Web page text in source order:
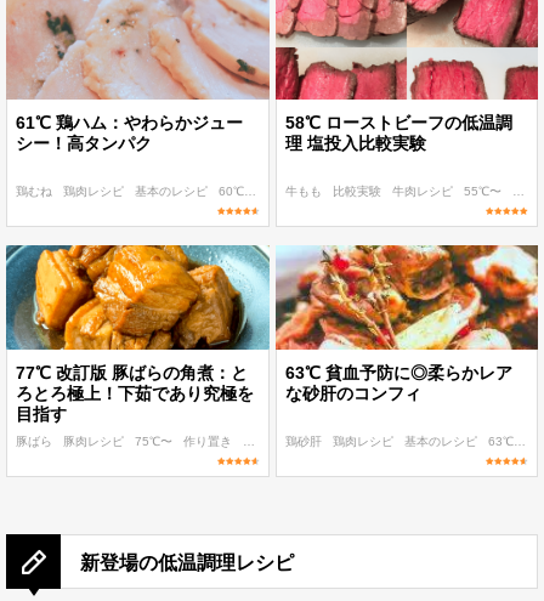
61℃ 鶏ハム：やわらかジュー
シー！高タンパク
鶏むね 鶏肉レシピ 基本のレシピ 60℃〜 作り置き
58℃ ローストビーフの低温調
理 塩投入比較実験
牛もも 比較実験 牛肉レシピ 55℃〜
77℃ 改訂版 豚ばらの角煮：と
ろとろ極上！下茹であり究極を
目指す
豚ばら 豚肉レシピ 75℃〜 作り置き
63℃ 貧血予防に◎柔らかレア
な砂肝のコンフィ
鶏砂肝 鶏肉レシピ 基本のレシピ 63℃
新登場の低温調理レシピ